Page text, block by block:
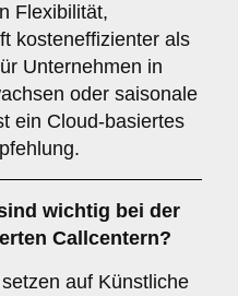
Flexibilität,
kosteneffizienter als
Unternehmen in
oder saisonale
ein Cloud-basiertes
wichtig bei der
Callcentern?
auf Künstliche